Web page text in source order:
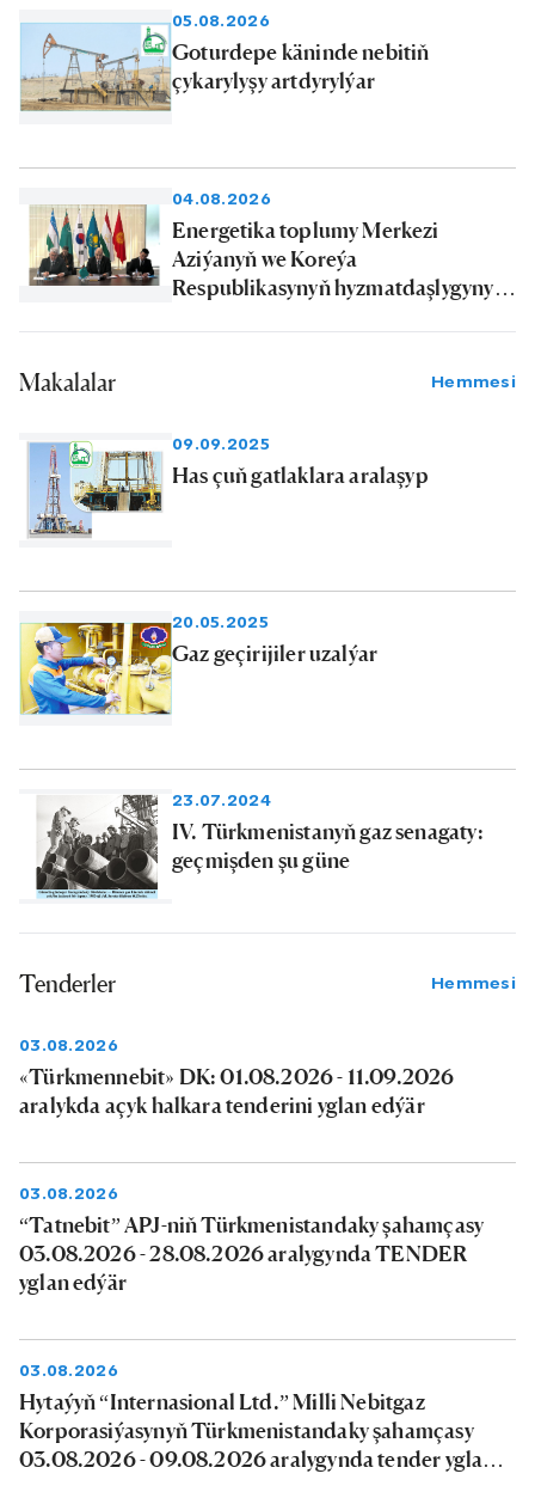
05.08.2026
Goturdepe käninde nebitiň
çykarylyşy artdyrylýar
04.08.2026
Energetika toplumy Merkezi
Aziýanyň we Koreýa
Respublikasynyň hyzmatdaşlygynyň
Makalalar Hemmesi
09.09.2025
Has çuň gatlaklara aralaşyp
20.05.2025
Gaz geçirijiler uzalýar
23.07.2024
IV. Türkmenistanyň gaz senagaty:
geçmişden şu güne
Tenderler Hemmesi
03.08.2026
«Türkmennebit» DK: 01.08.2026 - 11.09.2026
aralykda açyk halkara tenderini yglan edýär
03.08.2026
“Tatnebit” APJ-niň Türkmenistandaky şahamçasy
03.08.2026 - 28.08.2026 aralygynda TENDER
yglan edýär
03.08.2026
Hytaýyň “Internasional Ltd.” Milli Nebitgaz
Korporasiýasynyň Türkmenistandaky şahamçasy
03.08.2026 - 09.08.2026 aralygynda tender yglan